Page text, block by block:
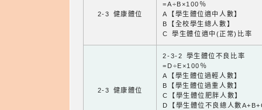
2-3 健康體位
=A÷B×100％
A【學生體位適中人數】
B【全校學生總人數】
C 學生體位適中(正常)比率
2-3 健康體位
2-3-2 學生體位不良比率
=D÷E×100％
A【學生體位過輕人數】
B【學生體位過重人數】
C【學生體位肥胖人數】
D【學生體位不良總人數